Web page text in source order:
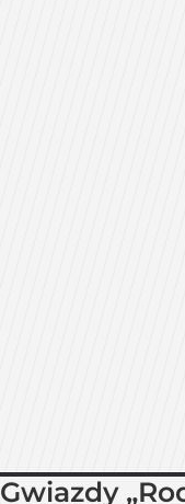
Gwiazdy